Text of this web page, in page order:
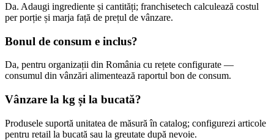
Da. Adaugi ingrediente și cantități; franchisetech calculează costul
per porție și marja față de prețul de vânzare.
Bonul de consum e inclus?
Da, pentru organizații din România cu rețete configurate —
consumul din vânzări alimentează raportul bon de consum.
Vânzare la kg și la bucată?
Produsele suportă unitatea de măsură în catalog; configurezi articole
pentru retail la bucată sau la greutate după nevoie.